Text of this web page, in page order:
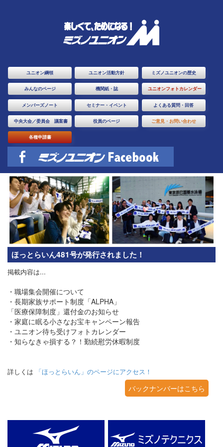
ユニオン綱領 ユニオン活動方針 ミズノユニオンの歴史
みんなのページ 機関紙・誌 ユニオンフォトカレンダー
メンバーズノート セミナー・イベント よくある質問・回答
中央大会／委員会 議案書 役員のページ ご意見・お問い合わせ
各種申請書
ほっとらいん481号が発行されました！
掲載内容は...
・職場集会開催について
・長期家族サポート制度「ALPHA」
「医療保障制度」還付金のお知らせ
・家庭に眠る小さなお宝キャンペーン報告
・ユニオン待ち受けフォトカレンダー
・知らなきゃ損する？！勤続慰労休暇制度
詳しくは 「ほっとらいん」のページにアクセス！
バックナンバーはこちら